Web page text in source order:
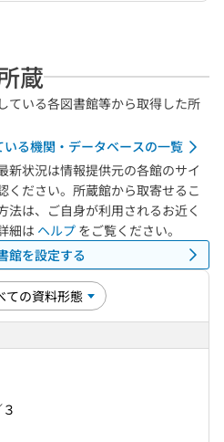
蔵
ている各図書館等から取得した所
いる機関・データベースの一覧
新状況は情報提供元の各館のサイ
ください。所蔵館から取寄せるこ
法は、ご自身が利用されるお近く
細は ヘルプ をご覧ください。
館を設定する